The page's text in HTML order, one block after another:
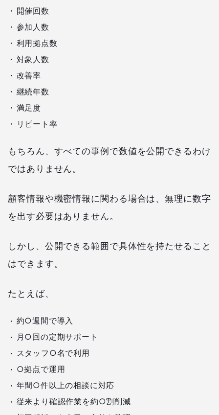
開催回数
参加人数
利用拠点数
対象人数
改善率
継続年数
満足度
リピート率
もちろん、すべての事例で数値を公開できるわけ
ではありません。
顧客情報や機密情報に関わる場合は、無理に数字
を出す必要はありません。
しかし、公開できる範囲で具体性を持たせること
はできます。
たとえば、
約○週間で導入
月○回の定期サポート
スタッフ○名で利用
○拠点で運用
年間○件以上の相談に対応
従来より確認作業を約○割削減